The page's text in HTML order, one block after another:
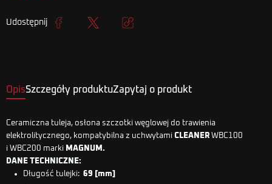
Udostępnij
OpisSzczegóły produktuZapytaj o produkt
Ceramiczna tuleja, osłona szczotki węglowej do trawienia
elektrolitycznego, kompatybilna z uchwytami CLEANER WBC100
i WBC200 marki MAGNUM.
DANE TECHNICZNE:
Długość tulejki: 69 [mm]